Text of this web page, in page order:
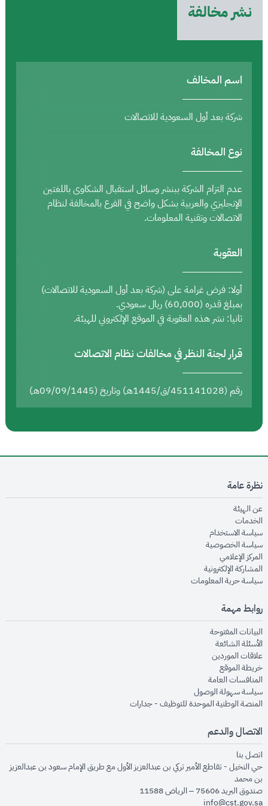
نشر مخالفة
اسم المخالف
شركة بعد أول السعودية للاتصالات
نوع المخالفة
عدم التزام الشركة ببنشر وسائل استقبال الشكاوى باللغتين
الإنجليزي والعربية بشكل واضح في الفرع بالمخالفة لنظام
الاتصالات وتقنية المعلومات.
العقوبة
أولا: فرض غرامة على (شركة بعد أول السعودية للاتصالات)
بمبلغ قدره (60,000) ريال سعودي.
ثانيا: نشر هذه العقوبة في الموقع الإلكتروني للهيئة.
قرار لجنة النظر في مخالفات نظام الاتصالات
رقم (451141028/ق/1445هـ) وتاريخ (09/09/1445هـ)
نظرة عامة
عن الهيئةopens in new window
الخدماتopens in new window
سياسة الاستخدام
سياسة الخصوصيةopens in new window
المركز الإعلاميopens in new window
المشاركة الإلكترونيةopens in new window
سياسة حرية المعلوماتopens in new window
روابط مهمة
البيانات المفتوحةopens in new window
الأسئلة الشائعةopens in new window
علاقات الموردينopens in new window
خريطة الموقعopens in new window
المنافسات العامةopens in new window
سياسة سهولة الوصولopens in new window
المنصة الوطنية الموحدة للتوظيف - جداراتopens in new window
الاتصال والدعم
اتصل بنا
حي النخيل - تقاطع الأمير تركي بن عبدالعزيز الأول مع طريق الإمام سعود بن عبدالعزيز
بن محمد
صندوق البريد 75606 – الرياض 11588
info@cst.gov.sa